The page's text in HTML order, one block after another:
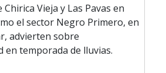
Chirica Vieja y Las Pavas en
el sector Negro Primero, en
advierten sobre
en temporada de lluvias.